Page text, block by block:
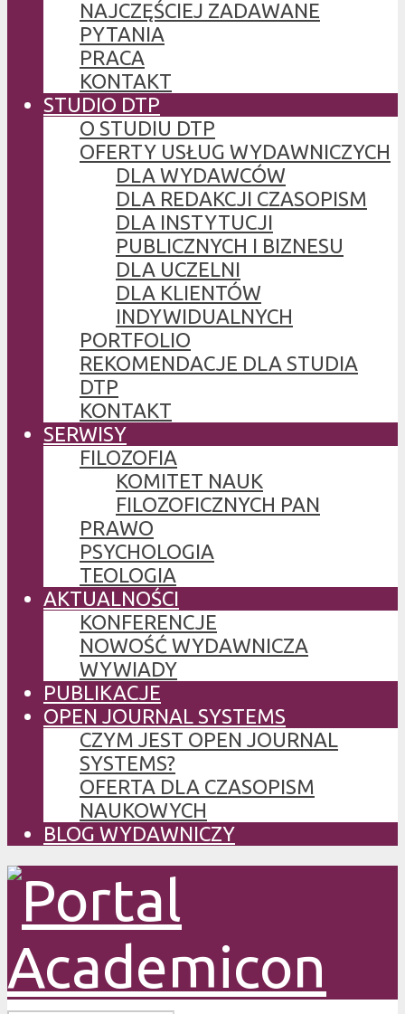
NAJCZĘŚCIEJ ZADAWANE
PYTANIA
PRACA
KONTAKT
STUDIO DTP
O STUDIU DTP
OFERTY USŁUG WYDAWNICZYCH
DLA WYDAWCÓW
DLA REDAKCJI CZASOPISM
DLA INSTYTUCJI
PUBLICZNYCH I BIZNESU
DLA UCZELNI
DLA KLIENTÓW
INDYWIDUALNYCH
PORTFOLIO
REKOMENDACJE DLA STUDIA
DTP
KONTAKT
SERWISY
FILOZOFIA
KOMITET NAUK
FILOZOFICZNYCH PAN
PRAWO
PSYCHOLOGIA
TEOLOGIA
AKTUALNOŚCI
KONFERENCJE
NOWOŚĆ WYDAWNICZA
WYWIADY
PUBLIKACJE
OPEN JOURNAL SYSTEMS
CZYM JEST OPEN JOURNAL
SYSTEMS?
OFERTA DLA CZASOPISM
NAUKOWYCH
BLOG WYDAWNICZY